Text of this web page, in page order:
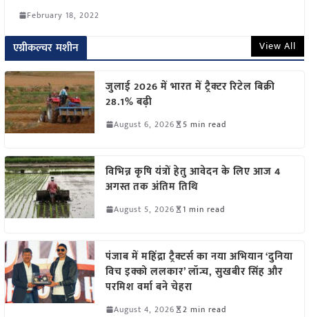
February 18, 2022
एग्रीकल्चर मशीन View All
जुलाई 2026 में भारत में ट्रैक्टर रिटेल बिक्री
28.1% बढ़ी
August 6, 2026 5 min read
विभिन्न कृषि यंत्रों हेतु आवेदन के लिए आज 4
अगस्त तक अंतिम तिथि
August 5, 2026 1 min read
पंजाब में महिंद्रा ट्रैक्टर्स का नया अभियान ‘दुनिया
विच इक्को ललकार’ लॉन्च, सुखबीर सिंह और
परमिश वर्मा बने चेहरा
August 4, 2026 2 min read